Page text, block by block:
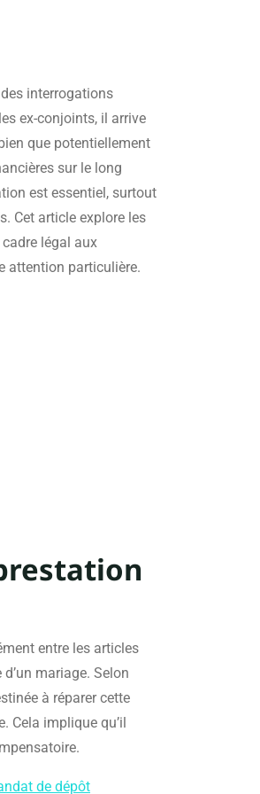
interrogations
ex-conjoints, il arrive
que potentiellement
sur le long
est essentiel, surtout
Cet article explore les
légal aux
attention particulière.
entre les articles
mariage. Selon
à réparer cette
Cela implique qu’il
de dépôt